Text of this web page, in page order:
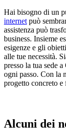
Hai bisogno di un
internet può
assistenza può
business. Insieme
esigenze e gli
alle tue necessità.
presso la tua sede
ogni passo. Con la
progetto concreto e
Alcuni dei